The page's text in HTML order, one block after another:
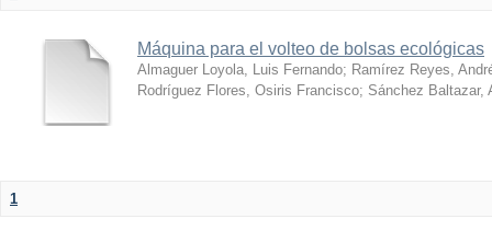
Máquina para el volteo de bolsas ecológicas
Almaguer Loyola, Luis Fernando; Ramírez Reyes,
Rodríguez Flores, Osiris Francisco; Sánchez Baltazar,
1